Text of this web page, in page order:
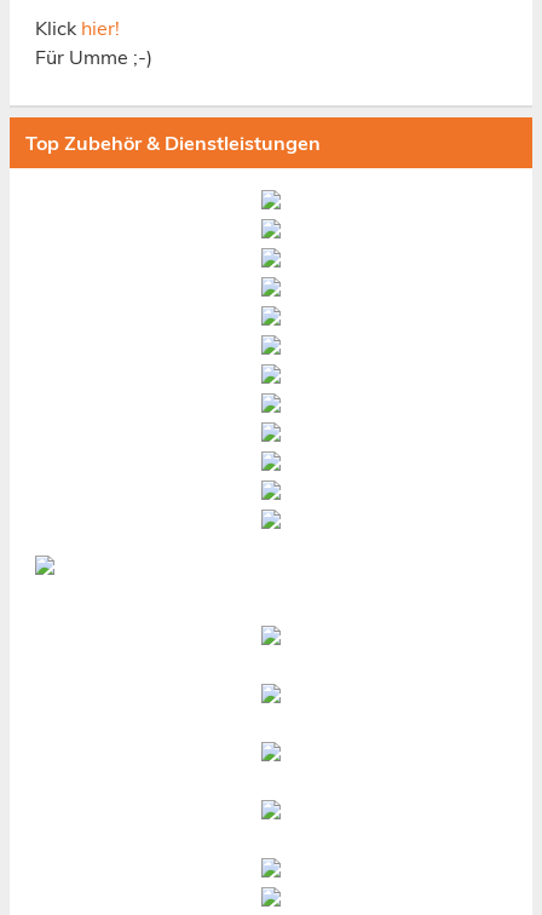
Klick hier!
Für Umme ;-)
Top Zubehör & Dienstleistungen